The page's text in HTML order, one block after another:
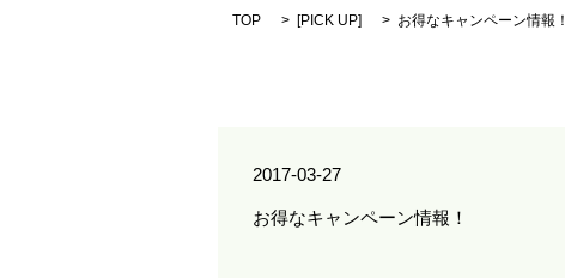
TOP [PICK UP] お得なキャンペーン情報！
2017-03-27
お得なキャンペーン情報！